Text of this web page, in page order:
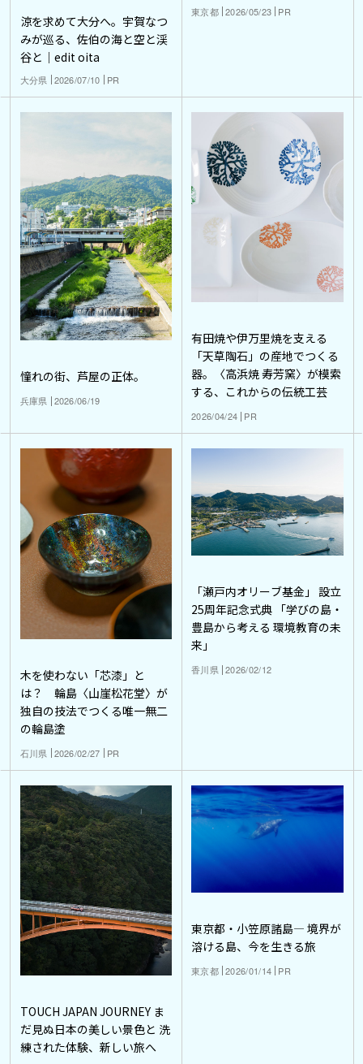
涼を求めて大分へ。宇賀なつ
みが巡る、佐伯の海と空と渓
谷と｜edit oita
大分県 2026/07/10 PR
東京都 2026/05/23 PR
憧れの街、芦屋の正体。
兵庫県 2026/06/19
有田焼や伊万里焼を支える
「天草陶石」の産地でつくる
器。〈高浜焼 寿芳窯〉が模索
する、これからの伝統工芸
2026/04/24 PR
木を使わない「芯漆」と
は？ 輪島〈山崖松花堂〉が
独自の技法でつくる唯一無二
の輪島塗
石川県 2026/02/27 PR
「瀬戸内オリーブ基金」 設立
25周年記念式典 「学びの島・
豊島から考える 環境教育の未
来」
香川県 2026/02/12
TOUCH JAPAN JOURNEY ま
だ見ぬ日本の美しい景色と 洗
練された体験、新しい旅へ
東京都・小笠原諸島― 境界が
溶ける島、今を生きる旅
東京都 2026/01/14 PR